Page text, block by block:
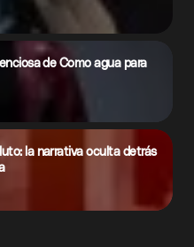
de Como agua para
la narrativa oculta detrás